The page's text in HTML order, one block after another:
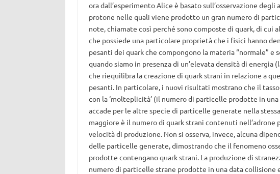
ora dall’esperimento Alice è basato sull’osservazione
protone nelle quali viene prodotto un gran numero di
note, chiamate così perché sono composte di quark, di cui
che possiede una particolare proprietà che i fisici hanno
pesanti dei quark che compongono la materia “normale”
quando siamo in presenza di un’elevata densità di
che riequilibra la creazione di quark strani in relazione a
pesanti. In particolare, i nuovi risultati mostrano che il
con la ‘molteplicità’ (il numero di particelle prodotte in
accade per le altre specie di particelle generate nella
maggiore è il numero di quark strani contenuti nell’adrone
velocità di produzione. Non si osserva, invece, alcuna
delle particelle generate, dimostrando che il fenomeno
prodotte contengano quark strani. La produzione di
numero di particelle strane prodotte in una data